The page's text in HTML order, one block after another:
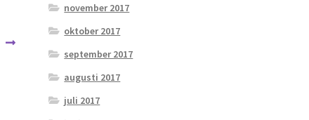
november 2017
oktober 2017
september 2017
augusti 2017
juli 2017